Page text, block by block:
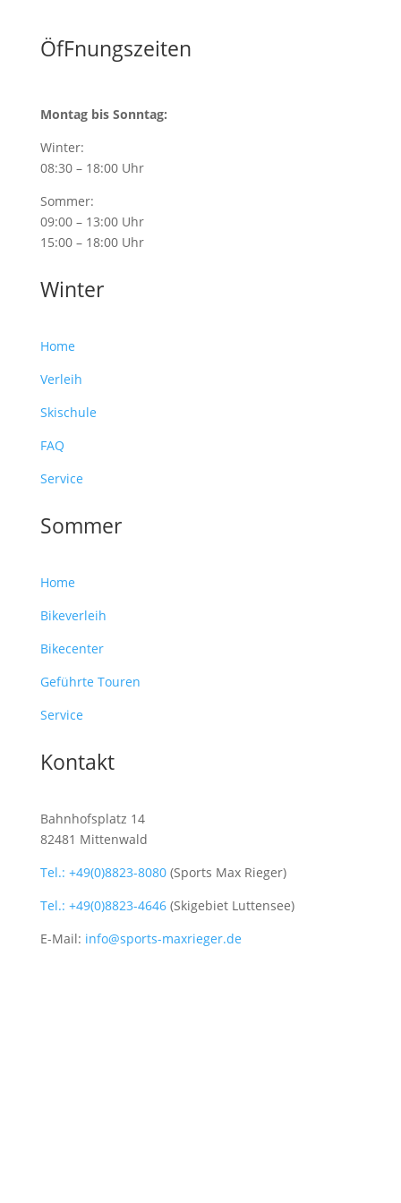
ÖfFnungszeiten
Montag bis Sonntag:
Winter:
08:30 – 18:00 Uhr
Sommer:
09:00 – 13:00 Uhr
15:00 – 18:00 Uhr
Winter
Home
Verleih
Skischule
FAQ
Service
Sommer
Home
Bikeverleih
Bikecenter
Geführte Touren
Service
Kontakt
Bahnhofsplatz 14
82481 Mittenwald
Tel.: +49(0)8823-8080(Sports Max Rieger)
Tel.: +49(0)8823-4646(Skigebiet Luttensee)
E-Mail: info@sports-maxrieger.de